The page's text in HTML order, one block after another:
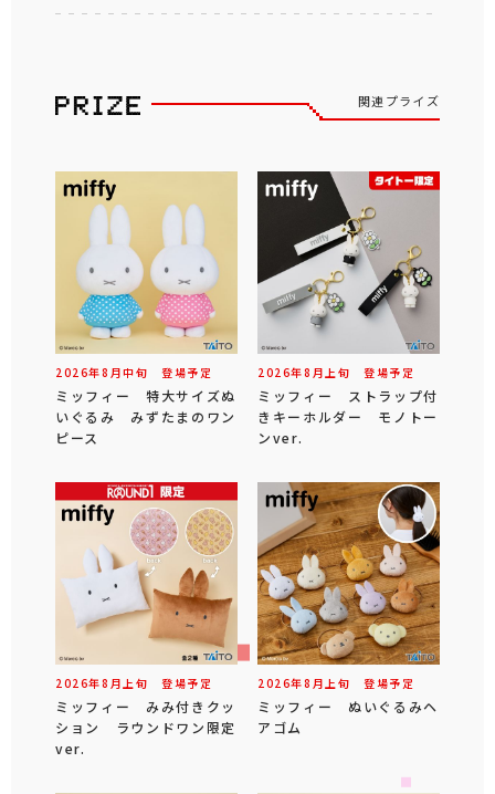
関連プライズ
2026年8 月中旬 登場予定
ミッフィー 特大サイズぬ
いぐるみ みずたまのワン
ピース
2026年8 月 上旬 登場予定
ミッフィー ストラップ付
きキーホルダー モノトー
ンver.
2026年8 月 上旬 登場予定
ミッフィー みみ付きクッ
ション ラウンドワン限定
ver.
2026年8 月 上旬 登場予定
ミッフィー ぬいぐるみヘ
アゴム